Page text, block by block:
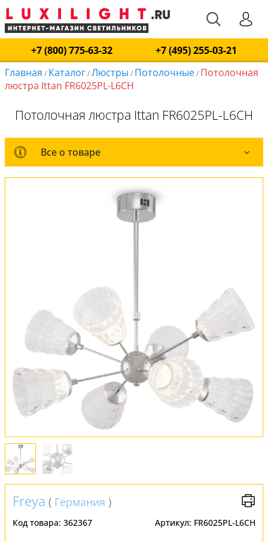
+7 (800) 775-63-32
+7 (495) 255-03-21
Главная / Каталог/Люстры / Потолочные/ Потолочная
люстра Ittan FR6025PL-L6CH
Потолочная люстра Ittan FR6025PL-L6CH
Все о товаре
Все о товаре
Комплект лампочек
Установка
Отзывы
Freya ( Германия )
Код товара: 362367 Артикул: FR6025PL-L6CH